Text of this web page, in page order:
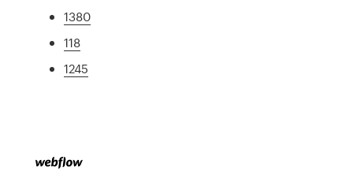
1380
118
1245